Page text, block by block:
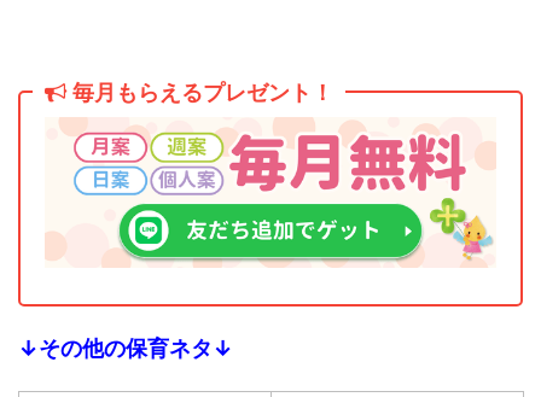
毎月もらえるプレゼント！
↓その他の保育ネタ↓